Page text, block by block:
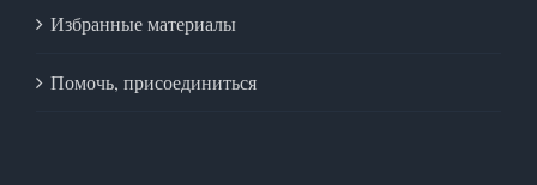
Избранные материалы
Помочь, присоединиться